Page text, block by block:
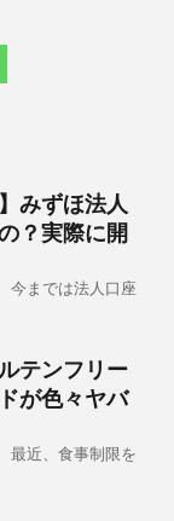
みずほ法人
？実際に開
今までは法人口座
テンフリー
が色々ヤバ
最近、食事制限を